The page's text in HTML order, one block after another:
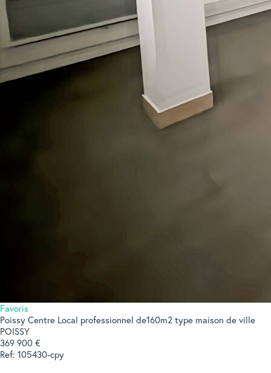
Favoris
Poissy Centre Local professionnel de160m2 type maison de ville
POISSY
369 900 €
Ref: 105430-cpy